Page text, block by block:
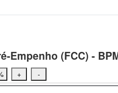
Empenho (FCC) -
+ -